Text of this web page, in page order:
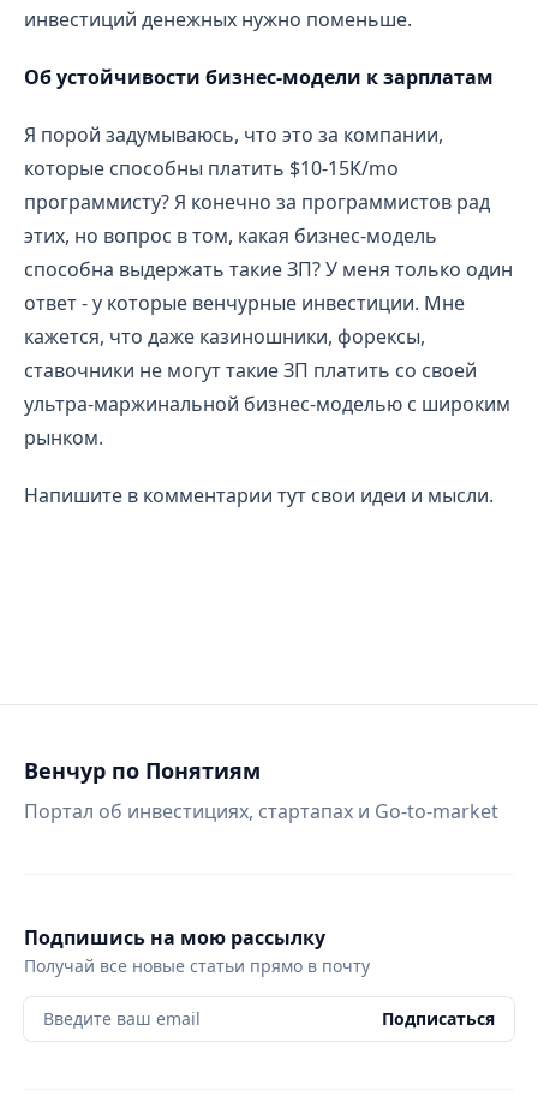
инвестиций денежных нужно поменьше.
Об устойчивости бизнес-модели к зарплатам
Я порой задумываюсь, что это за компании,
которые способны платить $10-15K/mo
программисту? Я конечно за программистов рад
этих, но вопрос в том, какая бизнес-модель
способна выдержать такие ЗП? У меня только один
ответ - у которые венчурные инвестиции. Мне
кажется, что даже казиношники, форексы,
ставочники не могут такие ЗП платить со своей
ультра-маржинальной бизнес-моделью с широким
рынком.
Напишите в комментарии тут свои идеи и мысли.
Венчур по Понятиям
Портал об инвестициях, стартапах и Go-to-market
Подпишись на мою рассылку
Получай все новые статьи прямо в почту
Введите ваш email Подписаться